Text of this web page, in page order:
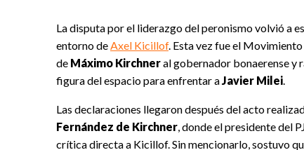
La disputa por el liderazgo del peronismo volvió a
entorno deAxel Kicillof. Esta vez fue el
de Máximo Kirchneral gobernador bonaerense
figura del espacio para enfrentar aJavier Milei.
Las declaraciones llegaron después del acto
Fernández de Kirchner, donde el presidente del
crítica directa a Kicillof. Sin mencionarlo, sostuvo